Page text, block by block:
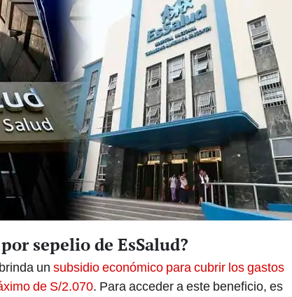
sepelio de EsSalud?
brinda un subsidio económico para cubrir los gastos
de S/2.070. Para acceder a este beneficio, es